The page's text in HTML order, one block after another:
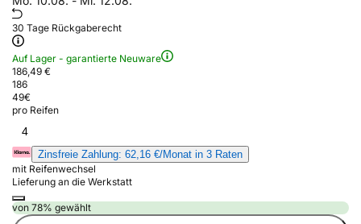
30 Tage Rückgaberecht
Auf Lager - garantierte Neuware
186,49 €
186
49€
pro Reifen
4
Zinsfreie Zahlung: 62,16 €/Monat in 3 Raten
mit Reifenwechsel
Lieferung an die Werkstatt
von 78% gewählt